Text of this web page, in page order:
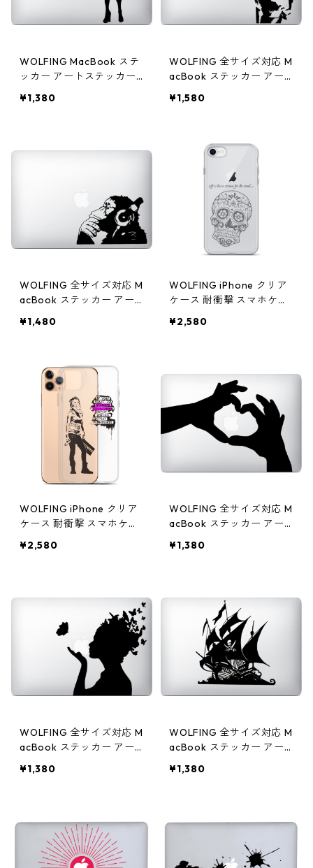
WOLFING MacBook ステ
ッカー アートステッカー
th Teddy Bear テディベア
¥1,380
WOLFING 全サイズ対応 M
acBook ステッカー アー
ル Glamour Girl ブラック
¥1,580
WOLFING 全サイズ対応 M
acBook ステッカー アー
ル Banksy バンクシー Mo
¥1,480
WOLFING iPhone クリア
ケース 耐衝撃 スマホケー
カル グレー
¥2,580
WOLFING iPhone クリア
ケース 耐衝撃 スマホケー
ieve Greatness ブラック
¥2,580
WOLFING 全サイズ対応 M
acBook ステッカー アー
ル Heart Hands ハート ハ
¥1,380
WOLFING 全サイズ対応 M
acBook ステッカー アー
ル BUTTERFLY HEAD バタ
¥1,380
WOLFING 全サイズ対応 M
acBook ステッカー アー
ル Pirate ship 海賊船 ブラ
¥1,380